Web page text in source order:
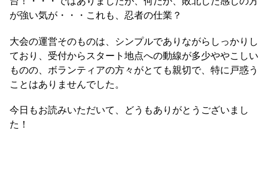
が強い気が・・・これも、忍者の仕業？
大会の運営そのものは、シンプルでありながらしっかりし
ており、受付からスタート地点への動線が多少ややこしい
ものの、ボランティアの方々がとても親切で、特に戸惑う
ことはありませんでした。
今日もお読みいただいて、どうもありがとうございまし
た！